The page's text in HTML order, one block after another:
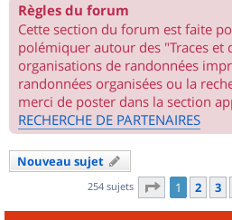
Règles du forum
Cette section du forum est faite
polémiquer autour des "Traces et
organisations de randonnées
randonnées organisées ou la
merci de poster dans la section
RECHERCHE DE PARTENAIRES
Nouveau sujet
254 sujets Page 1sur
1 2 3